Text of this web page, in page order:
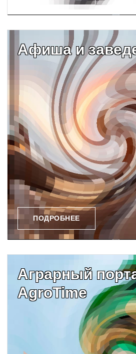
Афиша и
ПОДРОБНЕЕ
Аграрный
AgroTime